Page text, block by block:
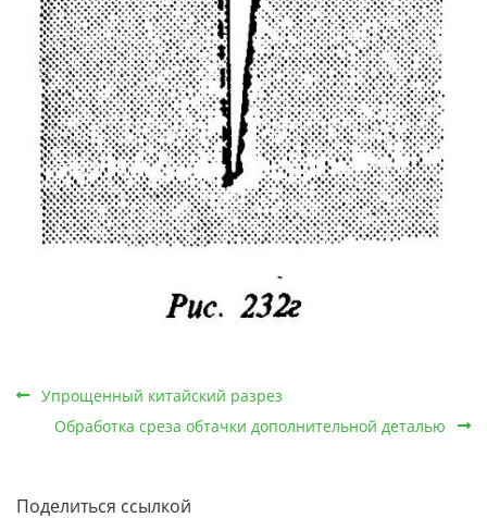
Упрощенный китайский разрез
Обработка среза обтачки дополнительной деталью
Поделиться ссылкой